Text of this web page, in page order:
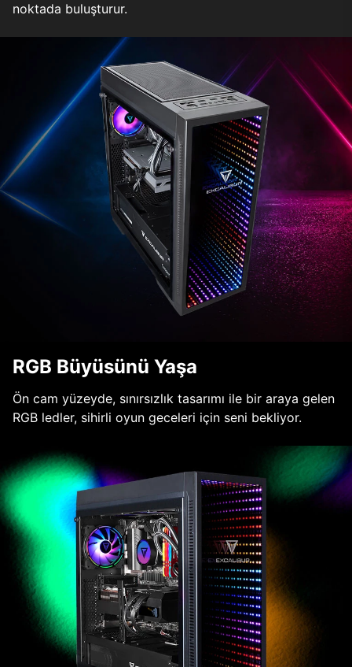
noktada buluşturur.
RGB Büyüsünü Yaşa
Ön cam yüzeyde, sınırsızlık tasarımı ile bir araya gelen
RGB ledler, sihirli oyun geceleri için seni bekliyor.